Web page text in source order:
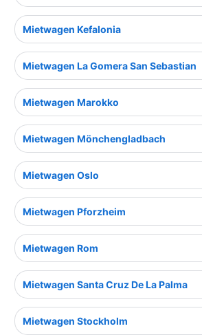
Mietwagen Kefalonia
Mietwagen La Gomera San Sebastian
Mietwagen Marokko
Mietwagen Mönchengladbach
Mietwagen Oslo
Mietwagen Pforzheim
Mietwagen Rom
Mietwagen Santa Cruz De La Palma
Mietwagen Stockholm